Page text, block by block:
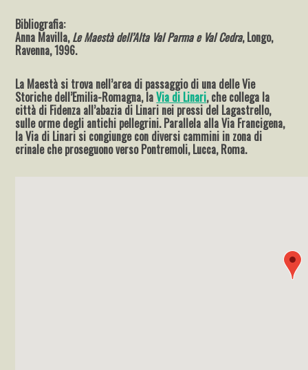
Bibliografia:
Anna Mavilla,Le Maestà dell’Alta Val Parma e Val Cedra, Longo,
Ravenna, 1996.
La Maestà si trova nell’area di passaggio di una delle Vie
Storiche dell’Emilia-Romagna, laVia di Linari, che collega la
città di Fidenza all’abazia di Linari nei pressi del Lagastrello,
sulle orme degli antichi pellegrini. Parallela alla Via Francigena,
la Via di Linari si congiunge con diversi cammini in zona di
crinale che proseguono verso Pontremoli, Lucca, Roma.